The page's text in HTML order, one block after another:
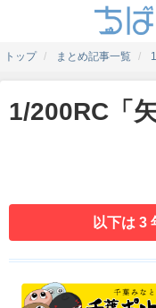
トップ まとめ記事一覧
1/200RC「
以下は 3